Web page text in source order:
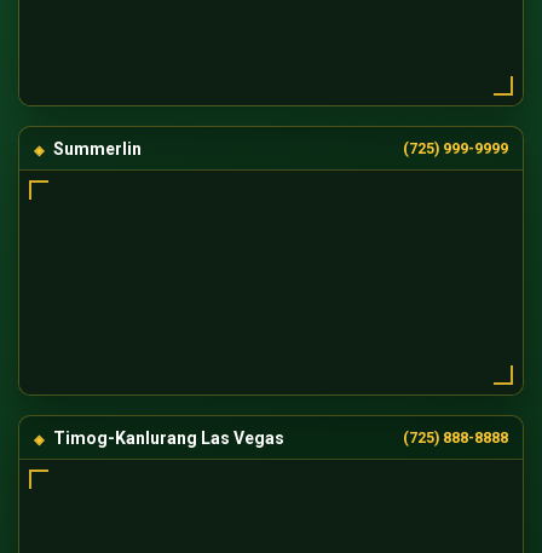
Summerlin (725) 999-9999
Timog-Kanlurang Las Vegas (725) 888-8888